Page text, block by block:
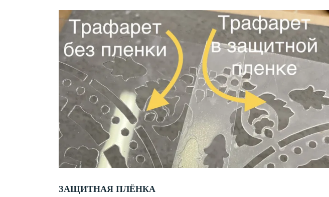
ЗАЩИТНАЯ ПЛЁНКА